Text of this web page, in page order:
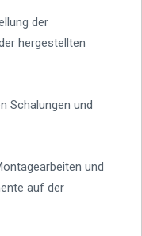
der
hergestellten
Schalungen und
und
auf der